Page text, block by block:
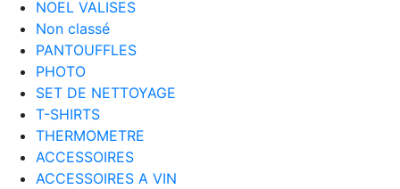
NOEL VALISES
Non classé
PANTOUFFLES
PHOTO
SET DE NETTOYAGE
T-SHIRTS
THERMOMETRE
ACCESSOIRES
ACCESSOIRES A VIN